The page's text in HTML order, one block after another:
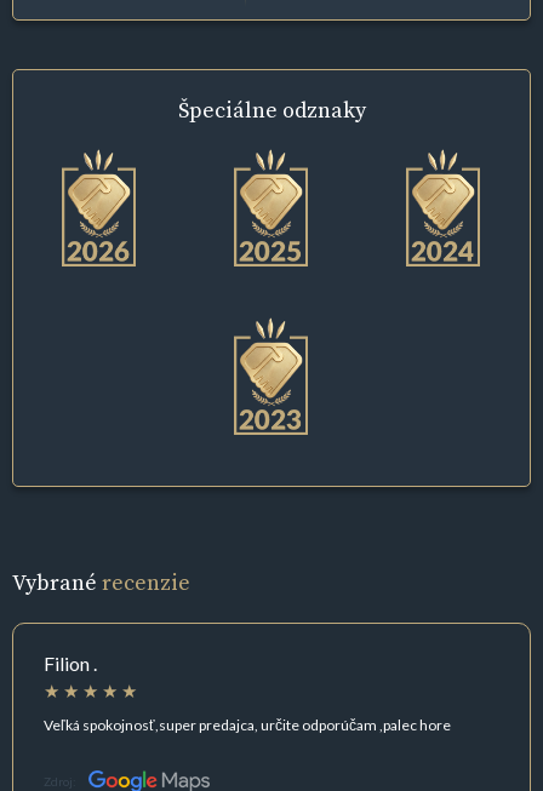
Špeciálne odznaky
Vybrané recenzie
Filion .
Veľká spokojnosť,super predajca, určite odporúčam ,palec hore
Zdroj: